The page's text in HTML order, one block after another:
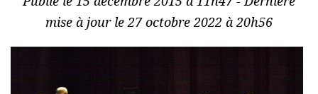
mise à jour le 27 octobre 2022 à 20h56